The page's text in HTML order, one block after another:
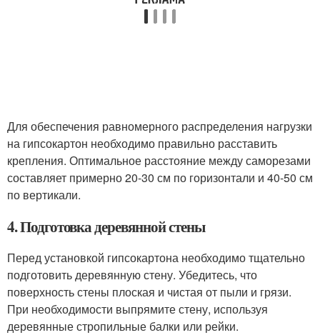
Для обеспечения равномерного распределения нагрузки
на гипсокартон необходимо правильно расставить
крепления. Оптимальное расстояние между саморезами
составляет примерно 20-30 см по горизонтали и 40-50 см
по вертикали.
4. Подготовка деревянной стены
Перед установкой гипсокартона необходимо тщательно
подготовить деревянную стену. Убедитесь, что
поверхность стены плоская и чистая от пыли и грязи.
При необходимости выпрямите стену, используя
деревянные стропильные балки или рейки.